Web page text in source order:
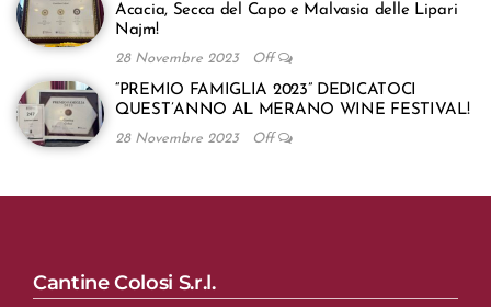
Acacia, Secca del Capo e Malvasia delle Lipari
Najm!
28 Novembre 2023 Off
“PREMIO FAMIGLIA 2023” DEDICATOCI
QUEST’ANNO AL MERANO WINE FESTIVAL!
28 Novembre 2023 Off
Cantine Colosi S.r.l.